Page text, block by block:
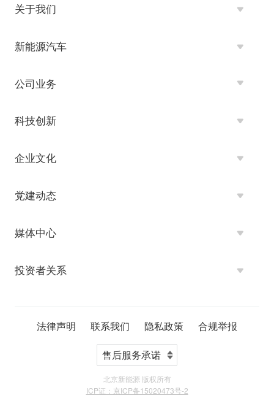
关于我们
新能源汽车
公司业务
科技创新
企业文化
党建动态
媒体中心
投资者关系
法律声明 联系我们 隐私政策 合规举报
北京新能源 版权所有
ICP证：京ICP备15020473号-2